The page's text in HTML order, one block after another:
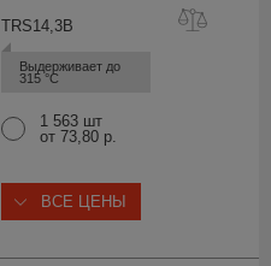
TRS14,3B
Выдерживает до
315 °С
1 563 шт
от 73,80 р.
ВСЕ ЦЕНЫ